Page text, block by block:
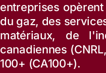
entreprises
du gaz, des
matériaux, de
canadiennes
100+ (CA100+).